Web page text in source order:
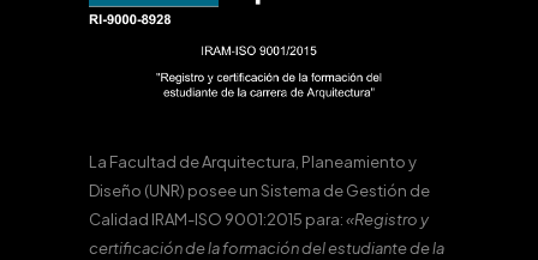
La Facultad de Arquitectura, Planeamiento y
Diseño (UNR) posee un Sistema de Gestión de
Calidad IRAM-ISO 9001:2015 para:«Registro y
certificación de la formación del estudiante de la